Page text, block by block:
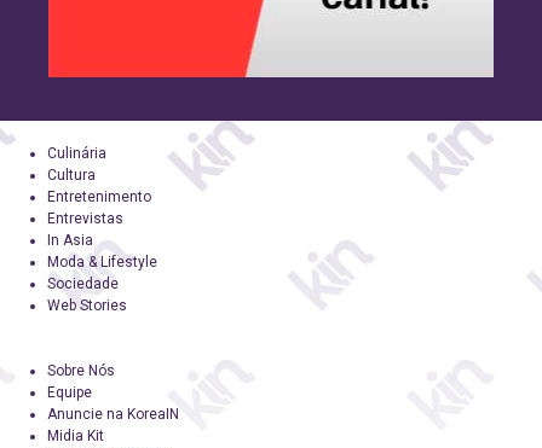
Culinária
Cultura
Entretenimento
Entrevistas
In Asia
Moda & Lifestyle
Sociedade
Web Stories
Sobre Nós
Equipe
Anuncie na KoreaIN
Midia Kit